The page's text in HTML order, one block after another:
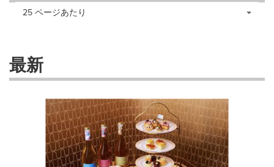
Making
these
dropdown
will
Items per page:
25 ページあたり
最新